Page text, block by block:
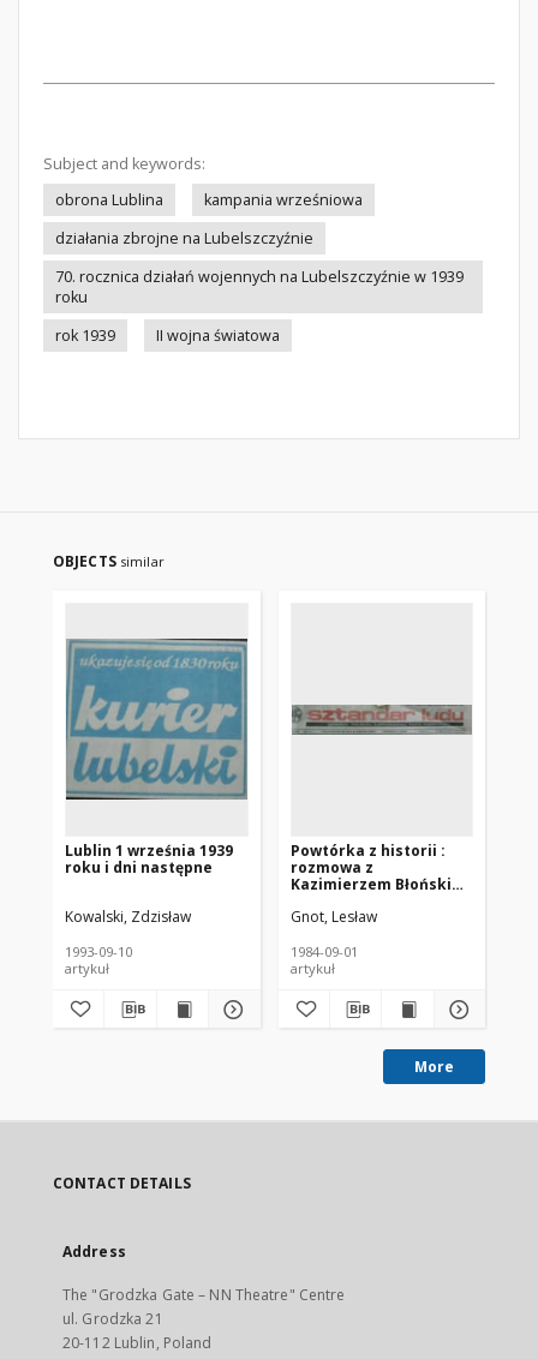
Subject and keywords:
obrona Lublina
kampania wrześniowa
działania zbrojne na Lubelszczyźnie
70. rocznica działań wojennych na Lubelszczyźnie w 1939
roku
rok 1939
II wojna światowa
OBJECTS similar
Lublin 1 września 1939
roku i dni następne
Kowalski, Zdzisław
1993-09-10
artykuł
Powtórka z historii :
rozmowa z
Kazimierzem Błońskim
Lublina w roku 1939
Gnot, Lesław
1984-09-01
artykuł
More
CONTACT DETAILS
Address
The "Grodzka Gate – NN Theatre" Centre
ul. Grodzka 21
20-112 Lublin, Poland